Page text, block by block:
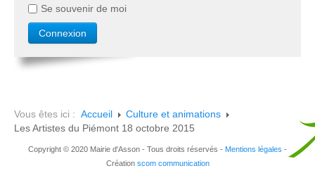
Se souvenir de moi
Vous êtes ici : Accueil
Culture et animations
Les Artistes du Piémont 18 octobre 2015
Copyright © 2020 Mairie d'Asson - Tous droits réservés - Mentions légales -
Création scom communication